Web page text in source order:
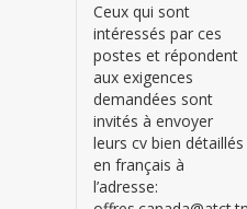
Ceux qui sont
intéressés par ces
postes et répondent
aux exigences
demandées sont
invités à envoyer
leurs cv bien détaillés
en français à
l’adresse: